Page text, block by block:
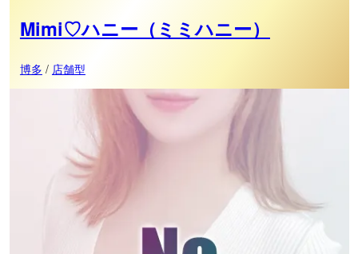
Mimi♡ハニー（ミミハニー）
博多 / 店舗型